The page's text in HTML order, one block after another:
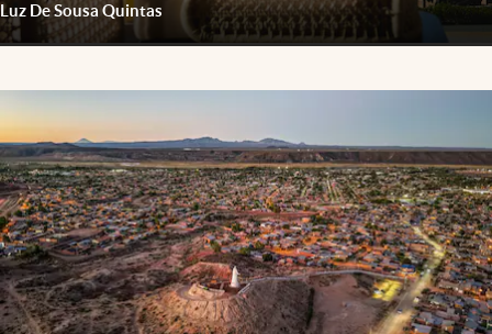
Luz De Sousa Quintas